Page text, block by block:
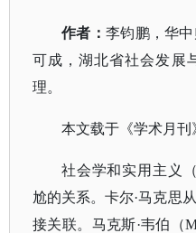
作者： 李钧鹏，华
可成，湖北省社会发展
理。
本文载于《学术月刊
社会学和实用主义
尬的关系。卡尔·马克思
接关联。马克斯·韦伯（